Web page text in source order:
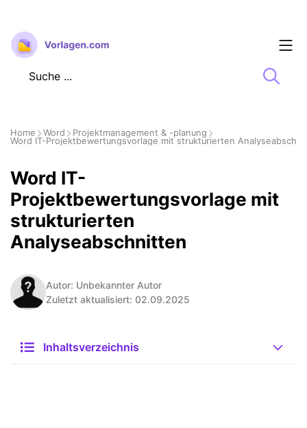
Zum
Inhalt
springen
Home Word
Projektmanagement & -planung
Word IT-Projektbewertungsvorlage mit strukturierten
Word IT-
Projektbewertungsvorlage mit
strukturierten
Analyseabschnitten
Autor: Unbekannter Autor
Zuletzt aktualisiert: 02.09.2025
Inhaltsverzeichnis